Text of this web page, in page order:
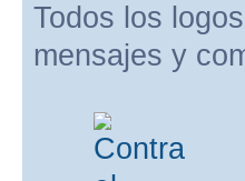
Todos los
mensajes y